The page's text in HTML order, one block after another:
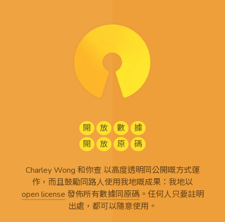
開 放 數
據
開
放 原 碼
Charley Wong 和你查 以高度透明同公開嘅方式運
作，而且鼓勵同路人使用我地嘅成果：我地以
open license 發佈所有數據同原碼。任何人只要註明
出處，都可以隨意使用。